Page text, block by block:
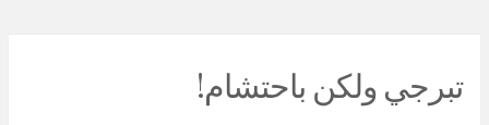
تبرجي ولكن باحتشام!